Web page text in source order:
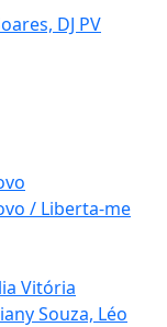
DJ PV
/ Liberta-me
Vitória
Souza, Léo